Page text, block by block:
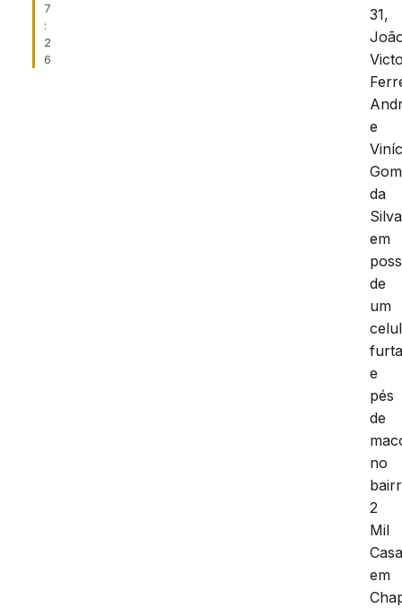
7
:
2
6
31,
e
da
em
de
um
e
pés
de
no
2
Mil
em